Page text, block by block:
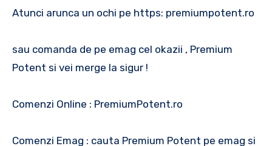
Atunci arunca un ochi pe https: premiumpotent.ro
sau comanda de pe emag cel okazii , Premium
Potent si vei merge la sigur !
Comenzi Online : PremiumPotent.ro
Comenzi Emag : cauta Premium Potent pe emag si